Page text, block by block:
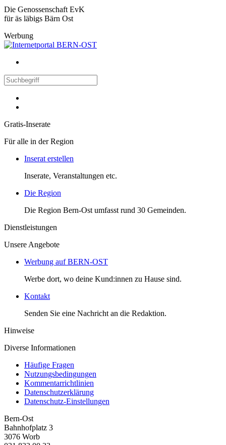
Die Genossenschaft EvK
für äs läbigs Bärn Ost
Werbung
Gratis-Inserate
Für alle in der Region
Inserat erstellen
Inserate, Veranstaltungen etc.
Die Region
Die Region Bern-Ost umfasst rund 30 Gemeinden.
Dienstleistungen
Unsere Angebote
Werbung auf BERN-OST
Werbe dort, wo deine Kund:innen zu Hause sind.
Kontakt
Senden Sie eine Nachricht an die Redaktion.
Hinweise
Diverse Informationen
Häufige Fragen
Nutzungsbedingungen
Kommentarrichtlinien
Datenschutzerklärung
Datenschutz-Einstellungen
Bern-Ost
Bahnhofplatz 3
3076 Worb